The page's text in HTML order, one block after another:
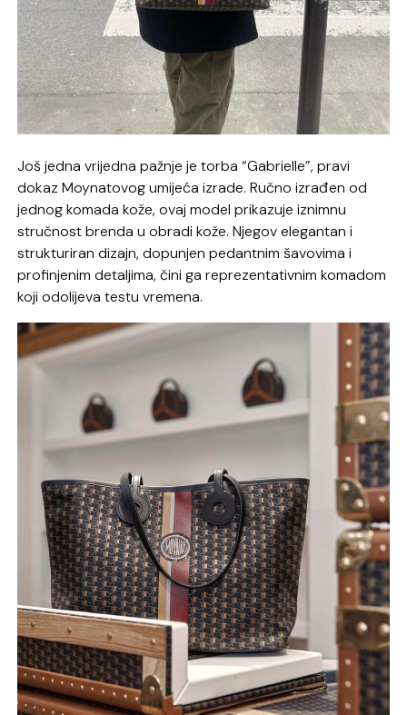
Još jedna vrijedna pažnje je torba “Gabrielle”, pravi
dokaz Moynatovog umijeća izrade. Ručno izrađen od
jednog komada kože, ovaj model prikazuje iznimnu
stručnost brenda u obradi kože. Njegov elegantan i
strukturiran dizajn, dopunjen pedantnim šavovima i
profinjenim detaljima, čini ga reprezentativnim komadom
koji odolijeva testu vremena.